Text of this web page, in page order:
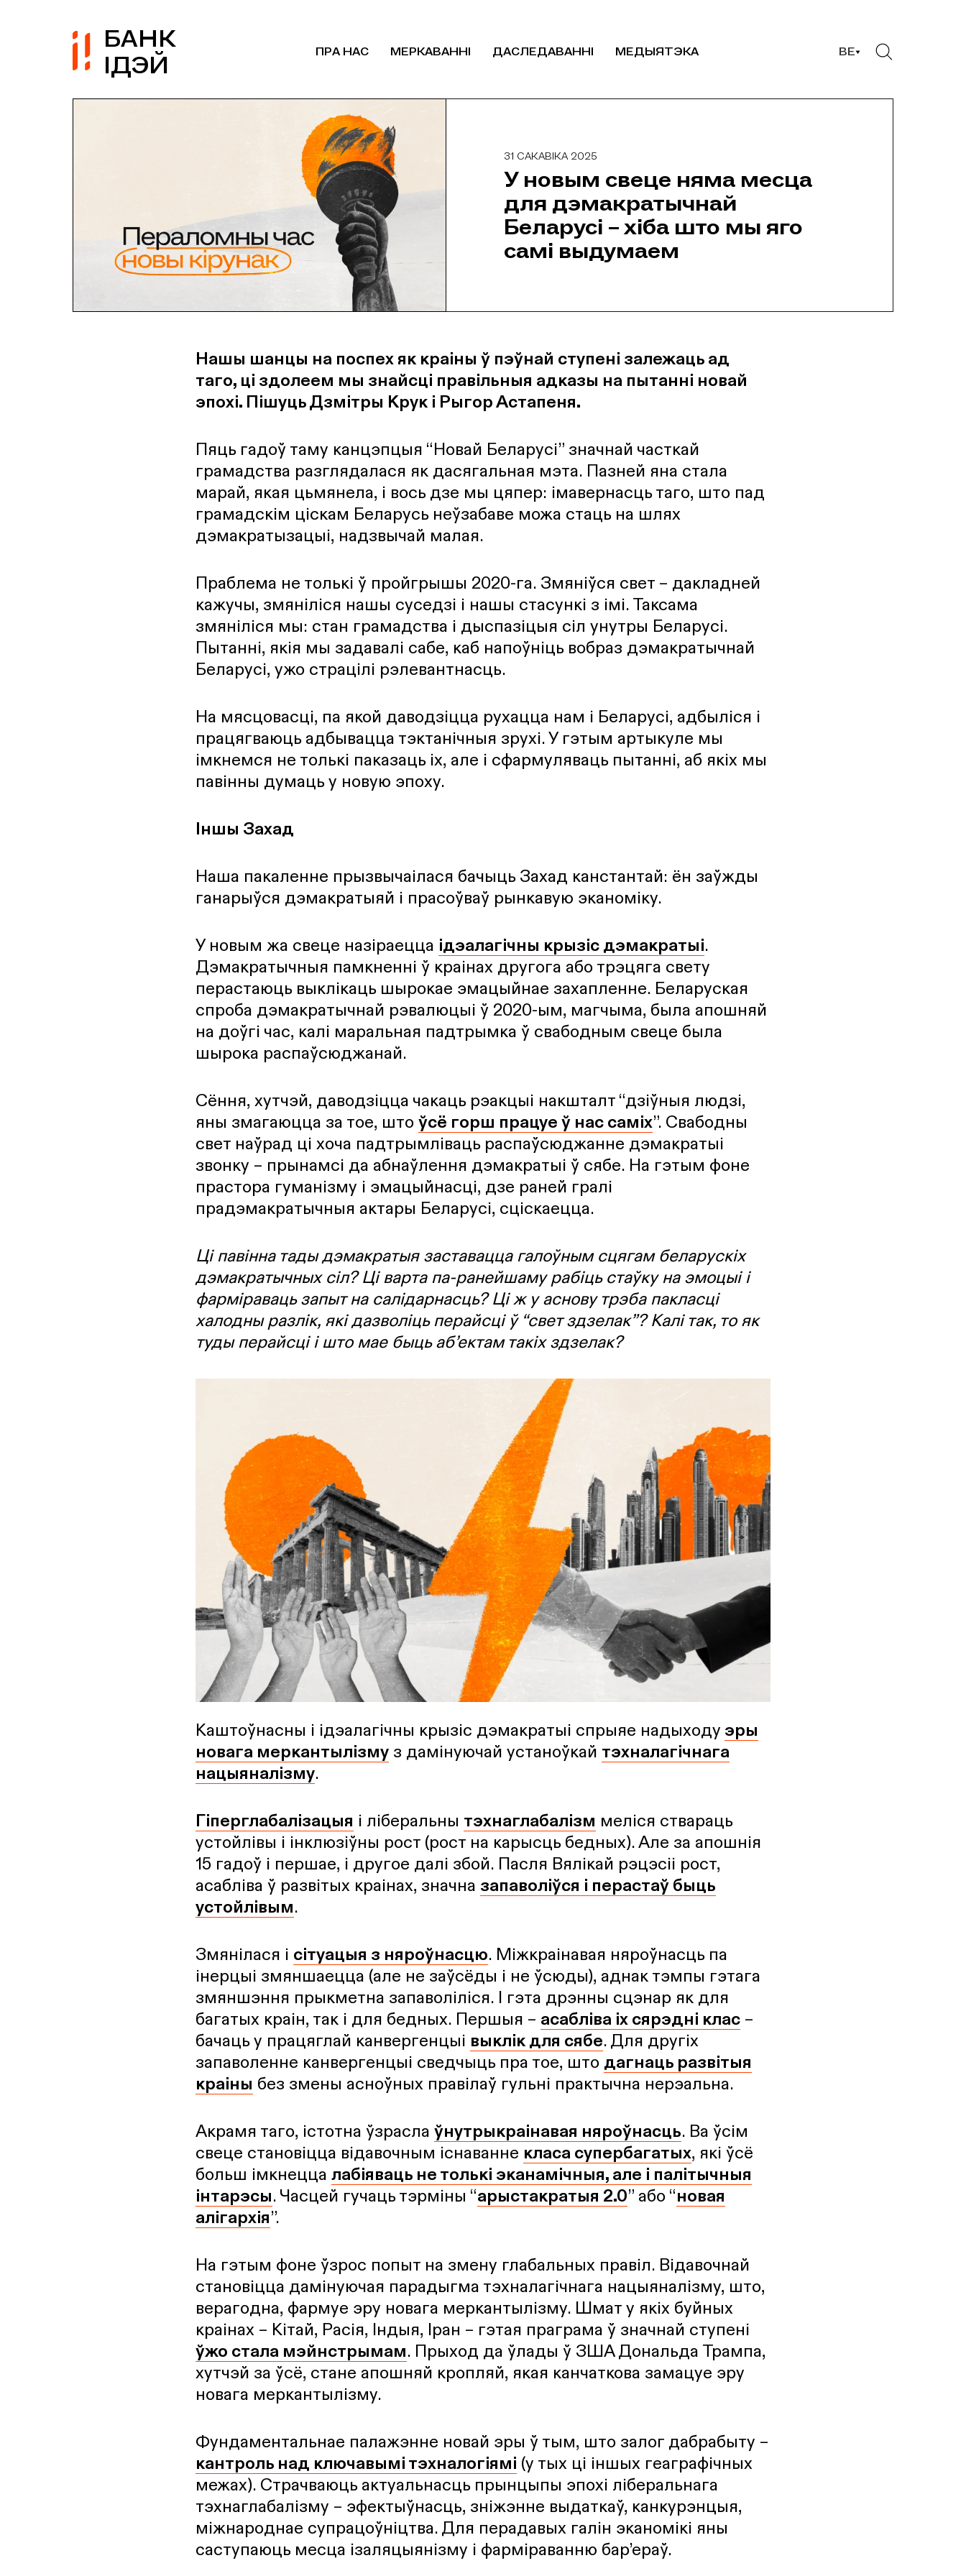
БАНК
ІДЭЙ
ПРА НАС МЕРКАВАННІ ДАСЛЕДАВАННІ МЕДЫЯТЭКА BE
31 САКАВІКА 2025
У новым свеце няма месца
для дэмакратычнай
Беларусі – хіба што мы яго
самі выдумаем
Нашы шанцы на поспех як краіны ў пэўнай ступені залежаць ад
таго, ці здолеем мы знайсці правільныя адказы на пытанні новай
эпохі. Пішуць Дзмітры Крук і Рыгор Астапеня.
Пяць гадоў таму канцэпцыя “Новай Беларусі” значнай часткай
грамадства разглядалася як дасягальная мэта. Пазней яна стала
марай, якая цьмянела, і вось дзе мы цяпер: імавернасць таго, што пад
грамадскім ціскам Беларусь неўзабаве можа стаць на шлях
дэмакратызацыі, надзвычай малая.
Праблема не толькі ў пройгрышы 2020-га. Змяніўся свет – дакладней
кажучы, змяніліся нашы суседзі і нашы стасункі з імі. Таксама
змяніліся мы: стан грамадства і дыспазіцыя сіл унутры Беларусі.
Пытанні, якія мы задавалі сабе, каб напоўніць вобраз дэмакратычнай
Беларусі, ужо страцілі рэлевантнасць.
На мясцовасці, па якой даводзіцца рухацца нам і Беларусі, адбыліся і
працягваюць адбывацца тэктанічныя зрухі. У гэтым артыкуле мы
імкнемся не толькі паказаць іх, але і сфармуляваць пытанні, аб якiх мы
павінны думаць у новую эпоху.
Іншы Захад
Наша пакаленне прызвычаілася бачыць Захад канстантай: ён заўжды
ганарыўся дэмакратыяй і прасоўваў рынкавую эканоміку.
У новым жа свеце назіраецца ідэалагічны крызіс дэмакратыі.
Дэмакратычныя памкненні ў краінах другога або трэцяга свету
перастаюць выклікаць шырокае эмацыйнае захапленне. Беларуская
спроба дэмакратычнай рэвалюцыі ў 2020-ым, магчыма, была апошняй
на доўгі час, калі маральная падтрымка ў свабодным свеце была
шырока распаўсюджанай.
Сёння, хутчэй, даводзіцца чакаць рэакцыі накшталт “дзіўныя людзі,
яны змагаюцца за тое, што ўсё горш працуе ў нас саміх”. Свабодны
свет наўрад ці хоча падтрымліваць распаўсюджанне дэмакратыі
звонку – прынамсі да абнаўлення дэмакратыі ў сябе. На гэтым фоне
прастора гуманізму і эмацыйнасці, дзе раней гралі
прадэмакратычныя актары Беларусі, сціскаецца.
Ці павінна тады дэмакратыя заставацца галоўным сцягам беларускіх
дэмакратычных сіл? Ці варта па-ранейшаму рабіць стаўку на эмоцыі і
фарміраваць запыт на салідарнасць? Ці ж у аснову трэба пакласці
халодны разлік, які дазволіць перайсці ў “свет здзелак”? Калі так, то як
туды перайсці і што мае быць аб’ектам такіх здзелак?
Каштоўнасны і ідэалагічны крызіс дэмакратыі спрыяе надыходу эры
новага меркантылізму з дамінуючай устаноўкай тэхналагічнага
нацыяналізму.
Гіперглабалізацыя і ліберальны тэхнаглабалізм меліся ствараць
устойлівы і інклюзіўны рост (рост на карысць бедных). Але за апошнія
15 гадоў і першае, і другое далі збой. Пасля Вялікай рэцэсіі рост,
асабліва ў развітых краінах, значна запаволіўся і перастаў быць
устойлівым.
Змянілася і сітуацыя з няроўнасцю. Міжкраінавая няроўнасць па
інерцыі змяншаецца (але не заўсёды і не ўсюды), аднак тэмпы гэтага
змяншэння прыкметна запаволіліся. І гэта дрэнны сцэнар як для
багатых краін, так і для бедных. Першыя – асабліва іх сярэдні клас –
бачаць у працяглай канвергенцыі выклік для сябе. Для другіх
запаволенне канвергенцыі сведчыць пра тое, што дагнаць развітыя
краіны без змены асноўных правілаў гульні практычна нерэальна.
Акрамя таго, істотна ўзрасла ўнутрыкраінавая няроўнасць. Ва ўсім
свеце становіцца відавочным існаванне класа супербагатых, які ўсё
больш імкнецца лабіяваць не толькі эканамічныя, але і палітычныя
інтарэсы. Часцей гучаць тэрміны “арыстакратыя 2.0” або “новая
алігархія”.
На гэтым фоне ўзрос попыт на змену глабальных правіл. Відавочнай
становіцца дамінуючая парадыгма тэхналагічнага нацыяналізму, што,
верагодна, фармуе эру новага меркантылізму. Шмат у якіх буйных
краінах – Кітай, Расія, Індыя, Іран – гэтая праграма ў значнай ступені
ўжо стала мэйнстрымам. Прыход да ўлады ў ЗША Дональда Трампа,
хутчэй за ўсё, стане апошняй кропляй, якая канчаткова замацуе эру
новага меркантылізму.
Фундаментальнае палажэнне новай эры ў тым, што залог дабрабыту –
кантроль над ключавымі тэхналогіямі (у тых ці іншых геаграфічных
межах). Страчваюць актуальнасць прынцыпы эпохі ліберальнага
тэхнаглабалізму – эфектыўнасць, зніжэнне выдаткаў, канкурэнцыя,
міжнароднае супрацоўніцтва. Для перадавых галін эканомікі яны
саступаюць месца ізаляцыянізму і фарміраванню бар’ераў.